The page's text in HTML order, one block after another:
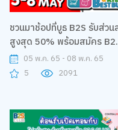
ชวนมาช้อปที่บูธ B2S รับส่วน
สูงสุด 50% พร้อมสมัคร B2S
CLUB ได้ที่บูธ K14 และ 16 ใน
งาน Baby & Kids Best Buy
05 พ.ค. 65 - 08 พ.ค. 65
5
2091